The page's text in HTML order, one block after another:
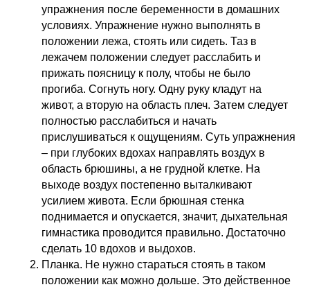
упражнения после беременности в домашних
условиях. Упражнение нужно выполнять в
положении лежа, стоять или сидеть. Таз в
лежачем положении следует расслабить и
прижать поясницу к полу, чтобы не было
прогиба. Согнуть ногу. Одну руку кладут на
живот, а вторую на область плеч. Затем следует
полностью расслабиться и начать
прислушиваться к ощущениям. Суть упражнения
– при глубоких вдохах направлять воздух в
область брюшины, а не грудной клетке. На
выходе воздух постепенно выталкивают
усилием живота. Если брюшная стенка
поднимается и опускается, значит, дыхательная
гимнастика проводится правильно. Достаточно
сделать 10 вдохов и выдохов.
Планка. Не нужно стараться стоять в таком
положении как можно дольше. Это действенное